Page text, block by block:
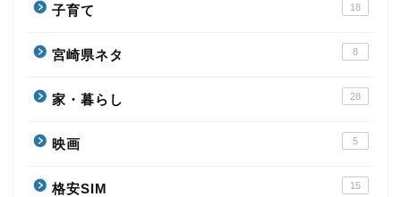
子育て 18
宮崎県ネタ 8
家・暮らし 28
映画 5
格安SIM 15